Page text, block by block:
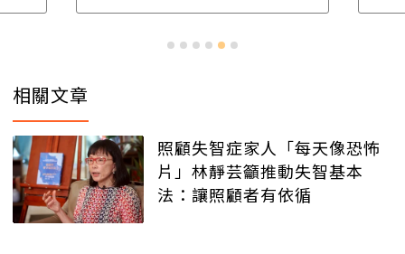
相關文章
照顧失智症家人「每天像恐怖
片」林靜芸籲推動失智基本
法：讓照顧者有依循